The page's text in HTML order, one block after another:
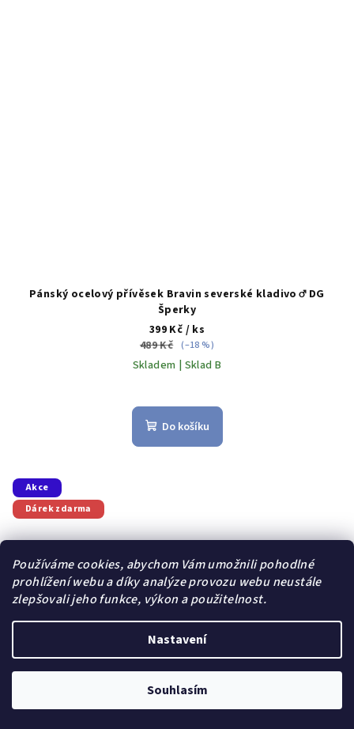
Používáme cookies, abychom Vám umožnili pohodlné
prohlížení webu a díky analýze provozu webu neustále
zlepšovali jeho funkce, výkon a použitelnost.
Nastavení
Souhlasím
Pánský ocelový přívěsek Bravin severské kladivo ♂️ DG
Šperky
399 Kč / ks
489 Kč (–18 %)
Skladem | Sklad B
Do košíku
Akce
Dárek zdarma